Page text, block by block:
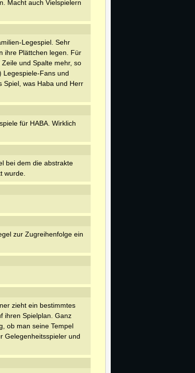
Macht auch Vielspielern
Legespiel. Sehr
ihre Plättchen legen. Für
und Spalte mehr, so
Legespiele-Fans und
Spiel, was Haba und Herr
für HABA. Wirklich
bei dem die abstrakte
wurde.
zur Zugreihenfolge ein
zieht ein bestimmtes
ihren Spielplan. Ganz
ob man seine Tempel
Gelegenheitsspieler und